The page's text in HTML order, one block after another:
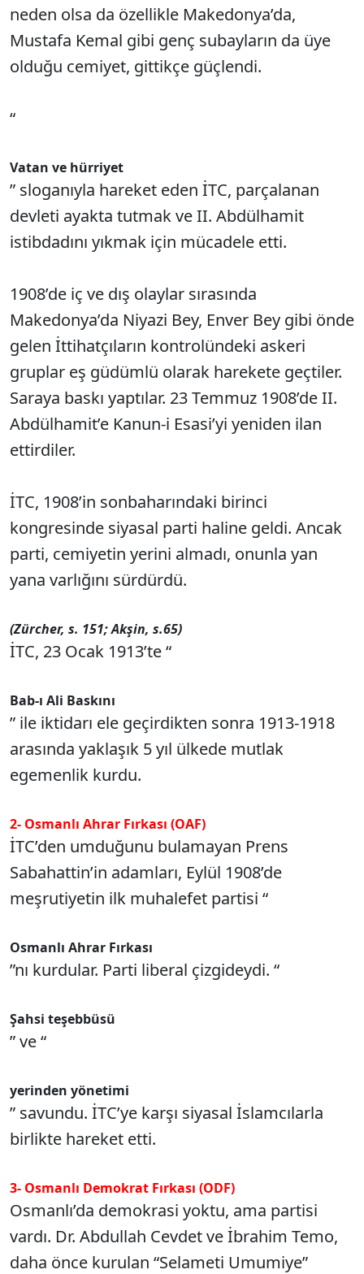
neden olsa da özellikle Makedonya’da,
Mustafa Kemal gibi genç subayların da üye
olduğu cemiyet, gittikçe güçlendi.
“
Vatan ve hürriyet
” sloganıyla hareket eden İTC, parçalanan
devleti ayakta tutmak ve II. Abdülhamit
istibdadını yıkmak için mücadele etti.
1908’de iç ve dış olaylar sırasında
Makedonya’da Niyazi Bey, Enver Bey gibi önde
gelen İttihatçıların kontrolündeki askeri
gruplar eş güdümlü olarak harekete geçtiler.
Saraya baskı yaptılar. 23 Temmuz 1908’de II.
Abdülhamit’e Kanun-i Esasi’yi yeniden ilan
ettirdiler.
İTC, 1908’in sonbaharındaki birinci
kongresinde siyasal parti haline geldi. Ancak
parti, cemiyetin yerini almadı, onunla yan
yana varlığını sürdürdü.
(Zürcher, s. 151; Akşin, s.65)
İTC, 23 Ocak 1913’te “
Bab-ı Ali Baskını
” ile iktidarı ele geçirdikten sonra 1913-1918
arasında yaklaşık 5 yıl ülkede mutlak
egemenlik kurdu.
2- Osmanlı Ahrar Fırkası (OAF)
İTC’den umduğunu bulamayan Prens
Sabahattin’in adamları, Eylül 1908’de
meşrutiyetin ilk muhalefet partisi “
Osmanlı Ahrar Fırkası
”nı kurdular. Parti liberal çizgideydi. “
Şahsi teşebbüsü
” ve “
yerinden yönetimi
” savundu. İTC’ye karşı siyasal İslamcılarla
birlikte hareket etti.
3- Osmanlı Demokrat Fırkası (ODF)
Osmanlı’da demokrasi yoktu, ama partisi
vardı. Dr. Abdullah Cevdet ve İbrahim Temo,
daha önce kurulan “Selameti Umumiye”